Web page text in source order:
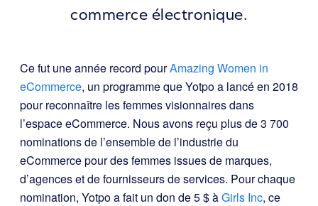
commerce électronique.
Ce fut une année record pourAmazing Women in
eCommerce, un programme que Yotpo a lancé en 2018
pour reconnaître les femmes visionnaires dans
l’espace eCommerce. Nous avons reçu plus de 3 700
nominations de l’ensemble de l’industrie du
eCommerce pour des femmes issues de marques,
d’agences et de fournisseurs de services. Pour chaque
nomination, Yotpo a fait un don de 5 $ àGirls Inc, ce